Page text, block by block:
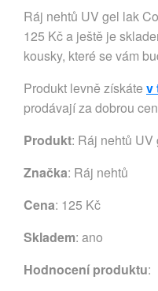
Ráj nehtů UV gel lak
125 Kč a ještě je
kousky, které se vám
Produkt levně získáte v
prodávají za dobrou
Produkt: Ráj nehtů
Značka: Ráj nehtů
Cena: 125 Kč
Skladem: ano
Hodnocení produktu: